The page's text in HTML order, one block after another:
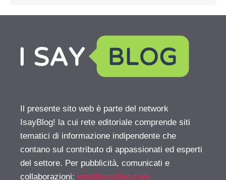
Il presente sito web è parte del network
IsayBlog! la cui rete editoriale comprende siti
tematici di informazione indipendente che
contano sul contributo di appassionati ed esperti
del settore. Per pubblicità, comunicati e
collaborazioni: info@isayblog.com